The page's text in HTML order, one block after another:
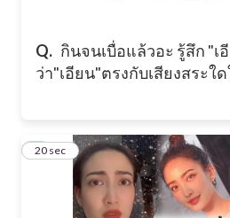
Q. กินจนเบื่อแล้วอะ รู้สึก "เ
ว่า"เอียน"ตรงกับเสียงสระ
5
20 sec